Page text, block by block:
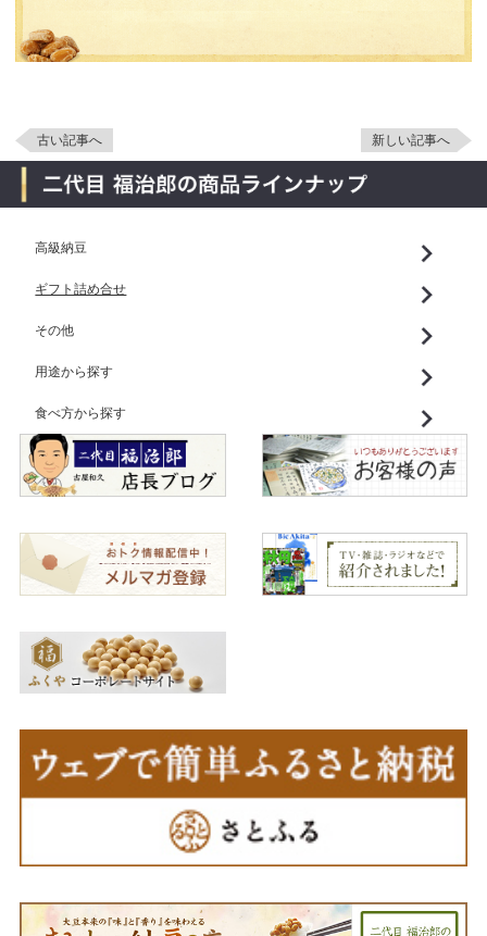
古い記事へ 新しい記事へ
高級納豆
ギフト詰め合せ
その他
用途から探す
食べ方から探す